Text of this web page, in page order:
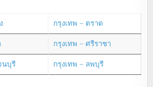
กรุงเทพ – ตราด
กรุงเทพ – ศรีราชา
นบุรี กรุงเทพ – ลพบุรี